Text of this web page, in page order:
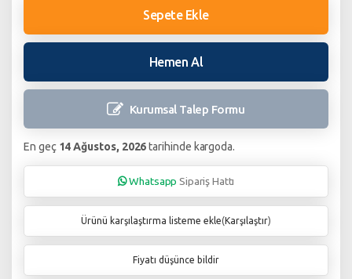
Sepete Ekle
Hemen Al
Kurumsal Talep Formu
En geç 14 Ağustos, 2026tarihinde kargoda.
Whatsapp Sipariş Hattı
Ürünü karşılaştırma listeme ekle( Karşılaştır)
Fiyatı düşünce bildir